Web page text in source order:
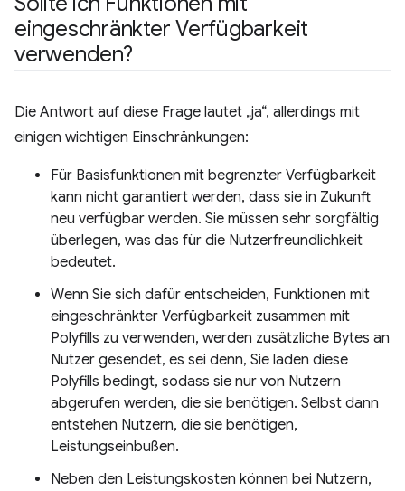
eingeschränkter Verfügbarkeit
verwenden?
Die Antwort auf diese Frage lautet „ja“, allerdings mit
einigen wichtigen Einschränkungen:
Für Basisfunktionen mit begrenzter Verfügbarkeit
kann nicht garantiert werden, dass sie in Zukunft
neu verfügbar werden. Sie müssen sehr sorgfältig
überlegen, was das für die Nutzerfreundlichkeit
bedeutet.
Wenn Sie sich dafür entscheiden, Funktionen mit
eingeschränkter Verfügbarkeit zusammen mit
Polyfills zu verwenden, werden zusätzliche Bytes an
Nutzer gesendet, es sei denn, Sie laden diese
Polyfills bedingt, sodass sie nur von Nutzern
abgerufen werden, die sie benötigen. Selbst dann
entstehen Nutzern, die sie benötigen,
Leistungseinbußen.
Neben den Leistungskosten können bei Nutzern,